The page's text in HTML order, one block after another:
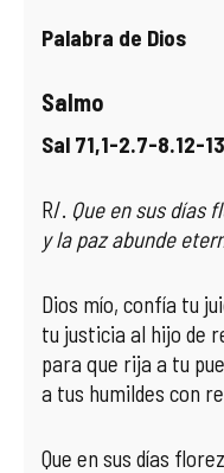
Palabra de Dios
Salmo
Sal 71,1-2.7-8.12-
R/. Que en sus días
y la paz abunde
Dios mío, confía tu
tu justicia al hijo de
para que rija a tu
a tus humildes con
Que en sus días